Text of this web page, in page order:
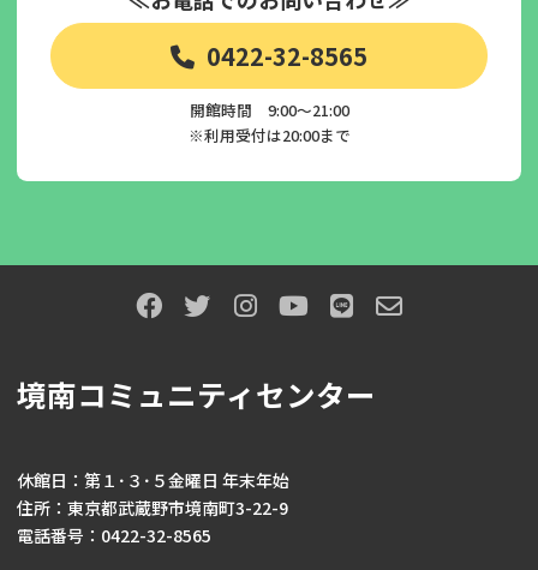
0422-32-8565
開館時間 9:00～21:00
※利用受付は20:00まで
境南コミュニティセンター
休館日：第１･３･５金曜日 年末年始
住所：東京都武蔵野市境南町3-22-9
電話番号：0422-32-8565